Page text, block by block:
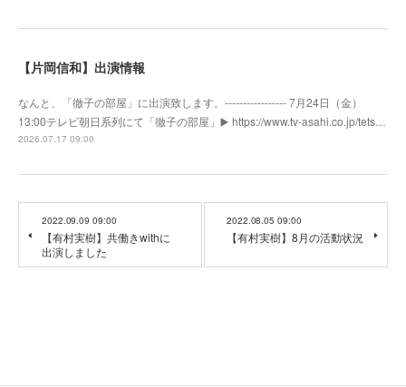
【片岡信和】出演情報
なんと、「徹子の部屋」に出演致します。----------------- 7月24日（金）
13:00テレビ朝日系列にて「徹子の部屋」▶️ https://www.tv-asahi.co.jp/tets…
2026.07.17 09:00
2022.09.09 09:00
【有村実樹】共働きwithに
出演しました
2022.08.05 09:00
【有村実樹】8月の活動状況